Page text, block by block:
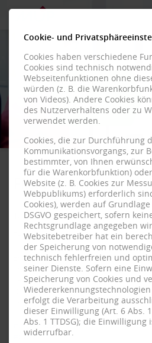
Final Event
14. Juni 2024
Tekkie-Award live Event 🚀🎉
Letzten Freitag waren wir von
Event dabei und es war
wunderbare Gelegenheit, viele
kennenzulernen und uns
Dank gilt der bytewerk GmbH aus
Organisation & herzlichen
#tekkieaward2024 #hastdusdrauf
#partner
Cookie- und
Cookies haben verschiedene
Cookies sind technisch
Webseitenfunktionen ohne
würden (z. B. die
von Videos). Andere Cookies
des Nutzerverhaltens oder zu
verwendet werden.
Cookies, die zur Durchführung
Kommunikationsvorgangs, zur
bestimmter, von Ihnen
für die Warenkorbfunktion)
Website (z. B. Cookies zur
Webpublikums) erforderlich
Cookies), werden auf
DSGVO gespeichert, sofern
Rechtsgrundlage angegeben
Websitebetreiber hat ein
der Speicherung von
technisch fehlerfreien und
seiner Dienste. Sofern eine
Speicherung von Cookies und
erfolgt die Verarbeitung
dieser Einwilligung (Art. 6 Abs.
Abs. 1 TTDSG); die Einwilligung
widerrufbar.